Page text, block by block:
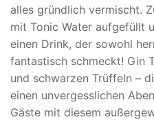
alles gründlich vermischt.
mit Tonic Water aufgefüllt
einen Drink, der sowohl
fantastisch schmeckt! Gin
und schwarzen Trüffeln –
einen unvergesslichen
Gäste mit diesem